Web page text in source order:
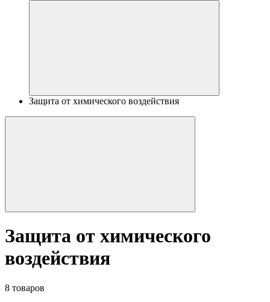
Защита от химического воздействия
Защита от химического
воздействия
8 товаров